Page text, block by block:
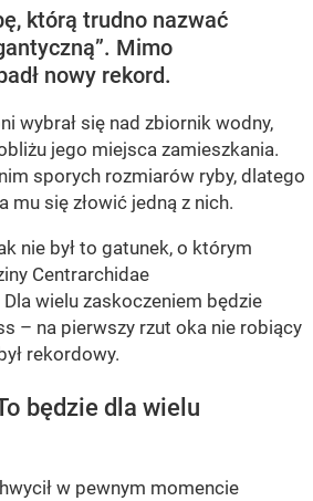
którą trudno nazwać
Mimo
nowy rekord.
wybrał się nad zbiornik wodny,
jego miejsca zamieszkania.
sporych rozmiarów ryby, dlatego
mu się złowić jedną z nich.
nie był to gatunek, o którym
Centrarchidae
wielu zaskoczeniem będzie
– na pierwszy rzut oka nie robiący
rekordowy.
będzie dla wielu
w pewnym momencie